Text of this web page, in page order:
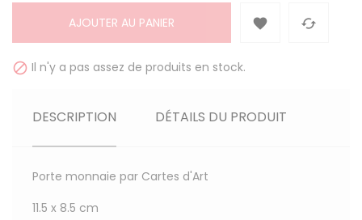
AJOUTER AU PANIER  
 Il n'y a pas assez de produits en stock.
DESCRIPTION DÉTAILS DU PRODUIT
Porte monnaie par Cartes d'Art
11.5 x 8.5 cm